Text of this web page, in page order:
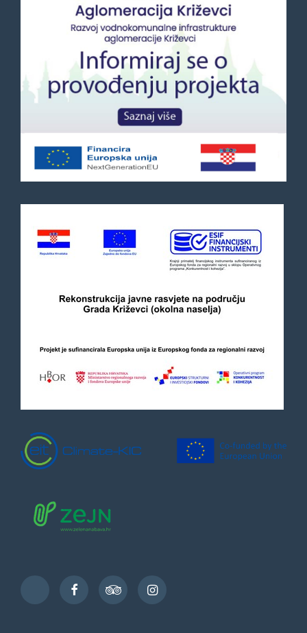
TikTok
FacebookTripAdvisorInstagram